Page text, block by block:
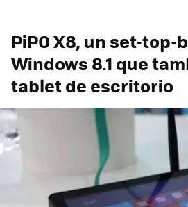
PiPO X8, un set-top-
Windows 8.1 que
tablet de escritorio